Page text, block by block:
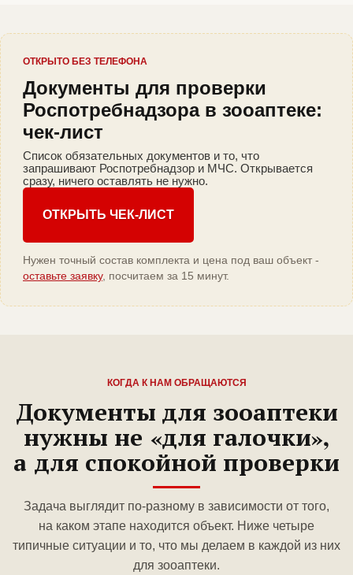
ОТКРЫТО БЕЗ ТЕЛЕФОНА
Документы для проверки
Роспотребнадзора в зооаптеке:
чек-лист
Список обязательных документов и то, что
запрашивают Роспотребнадзор и МЧС. Открывается
сразу, ничего оставлять не нужно.
ОТКРЫТЬ ЧЕК-ЛИСТ
Нужен точный состав комплекта и цена под ваш объект -
оставьте заявку, посчитаем за 15 минут.
КОГДА К НАМ ОБРАЩАЮТСЯ
Документы для зооаптеки
нужны не «для галочки»,
а для спокойной проверки
Задача выглядит по-разному в зависимости от того,
на каком этапе находится объект. Ниже четыре
типичные ситуации и то, что мы делаем в каждой из них
для зооаптеки.